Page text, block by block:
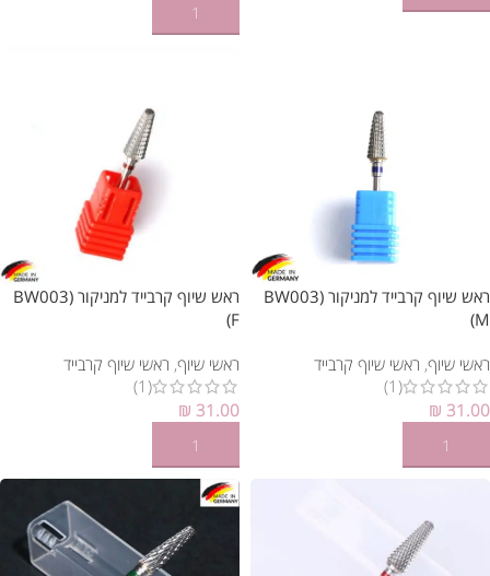
הוספה לסל
ראש שיוף קרבייד למניקור (BW003
(M
ראשי שיוף, ראשי שיוף קרבייד
(1)
₪ 31.00
הוספה לסל
ראש שיוף קרבייד למניקור (BW003
(F
ראשי שיוף, ראשי שיוף קרבייד
(1)
₪ 31.00
הוספה לסל